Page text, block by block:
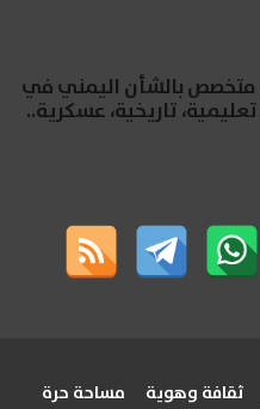
متخصص بالشأن اليمني في
تاريخية، عسكرية..
ثقافة وهوية مساحة حرة